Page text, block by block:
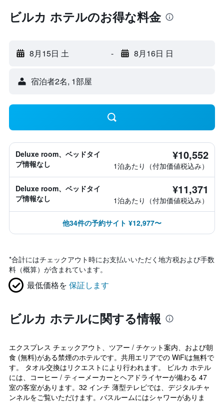
ビルカ ホテルのお得な料金
8月15日 土 - 8月16日 日
宿泊者2名, 1​部屋
Deluxe room、ベッドタイ
プ情報なし
¥10,552
1泊あたり（付加価値税込み）
Deluxe room、ベッドタイ
プ情報なし
¥11,371
1泊あたり（付加価値税込み）
他34件の予約サイト ¥12,977〜
*合計にはチェックアウト時にお支払いいただく地方税および手数
料（概算）が含まれています。
最低価格を 保証します
ビルカ ホテルに関する情報
エクスプレス チェックアウト、ツアー / チケット案内、および朝
食 (無料)がある禁煙のホテルです。共用エリアでの WiFiは無料で
す。 タオル交換はリクエストにより行われます。 ビルカ ホテル
には、コーヒー / ティーメーカーとヘアドライヤーが備わる 47
室の客室があります。32 インチ 薄型テレビでは、デジタルチャ
ンネルをご覧いただけます。バスルームにはシャワーがありま